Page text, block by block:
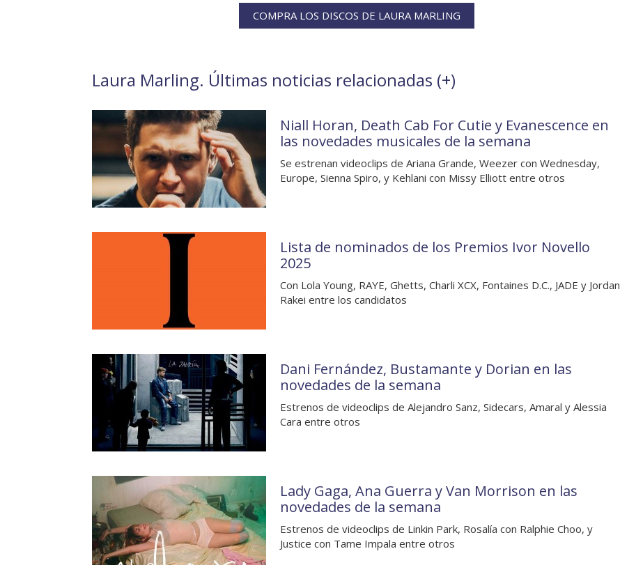
COMPRA LOS DISCOS DE LAURA MARLING
Laura Marling. Últimas noticias relacionadas (+)
Niall Horan, Death Cab For Cutie y Evanescence en
las novedades musicales de la semana
Se estrenan videoclips de Ariana Grande, Weezer con Wednesday,
Europe, Sienna Spiro, y Kehlani con Missy Elliott entre otros
Lista de nominados de los Premios Ivor Novello
2025
Con Lola Young, RAYE, Ghetts, Charli XCX, Fontaines D.C., JADE y Jordan
Rakei entre los candidatos
Dani Fernández, Bustamante y Dorian en las
novedades de la semana
Estrenos de videoclips de Alejandro Sanz, Sidecars, Amaral y Alessia
Cara entre otros
Lady Gaga, Ana Guerra y Van Morrison en las
novedades de la semana
Estrenos de videoclips de Linkin Park, Rosalía con Ralphie Choo, y
Justice con Tame Impala entre otros